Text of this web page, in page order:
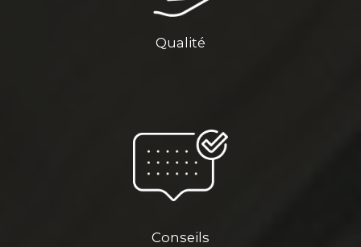
Qualité
Conseils